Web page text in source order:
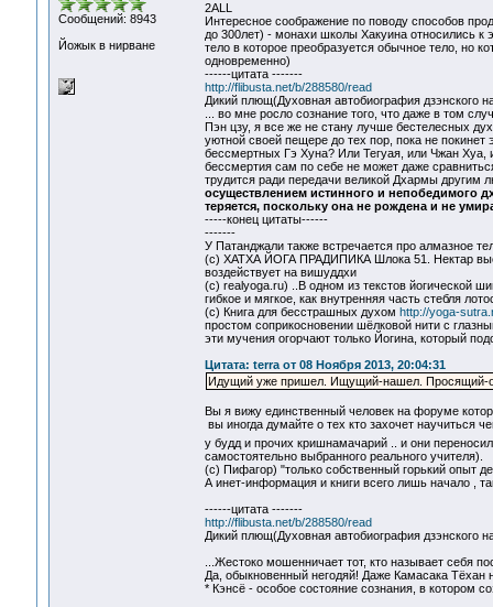
Сообщений: 8943
Йожык в нирване
2ALL
Интересное соображение по поводу способов
до 300лет) - монахи школы Хакуина относились
тело в которое преобразуется обычное тело, но
одновременно)
------цитата -------
http://flibusta.net/b/288580/read
Дикий плющ(Духовная автобиография дзэнского
... во мне росло сознание того, что даже в том
Пэн цзу, я все же не стану лучше бестелесных
уютной своей пещере до тех пор, пока не покинет
бессмертных Гэ Хуна? Или Тегуая, или Чжан Хуа,
бессмертия сам по себе не может даже
трудится ради передачи великой Дхармы другим
осуществлением истинного и непобедимого
теряется, поскольку она не рождена и не
-----конец цитаты------
-------
У Патанджали также встречается про алмазное
(с) ХАТХА ЙОГА ПРАДИПИКА Шлока 51. Нектар
воздействует на вишуддхи
(с) realyoga.ru) ..В одном из текстов йогической
гибкое и мягкое, как внутренняя часть стебля
(с) Книга для бесстрашных духом http://yoga-
простом соприкосновении шёлковой нити с
эти мучения огорчают только Йогина, который
Цитата: terra от 08 Ноября 2013, 20:04:31
Идущий уже пришел. Ищущий-нашел. Просящий-
Вы я вижу единственный человек на форуме
вы иногда думайте о тех кто захочет научиться
у будд и прочих кришнамачарий .. и они
самостоятельно выбранного реального учителя).
(с) Пифагор) "только собственный горький опыт
А инет-информация и книги всего лишь начало ,
------цитата -------
http://flibusta.net/b/288580/read
Дикий плющ(Духовная автобиография дзэнского
...Жестоко мошенничает тот, кто называет себя
Да, обыкновенный негодяй! Даже Камасака Тёхан
* Кэнсё - особое состояние сознания, в котором